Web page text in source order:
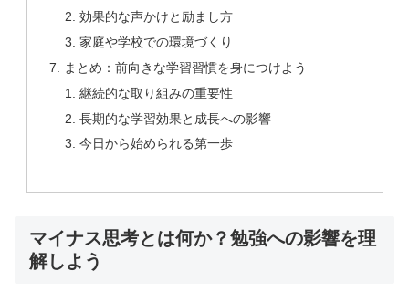
効果的な声かけと励まし方
家庭や学校での環境づくり
まとめ：前向きな学習習慣を身につけよう
継続的な取り組みの重要性
長期的な学習効果と成長への影響
今日から始められる第一歩
マイナス思考とは何か？勉強への影響を理
解しよう